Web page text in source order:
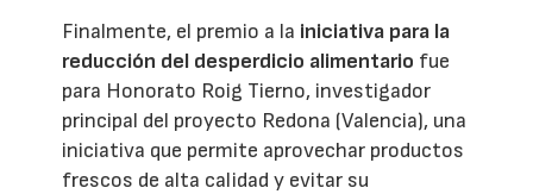
Finalmente, el premio a la iniciativa para la
reducción del desperdicio alimentario fue
para Honorato Roig Tierno, investigador
principal del proyecto Redona (Valencia), una
iniciativa que permite aprovechar productos
frescos de alta calidad y evitar su